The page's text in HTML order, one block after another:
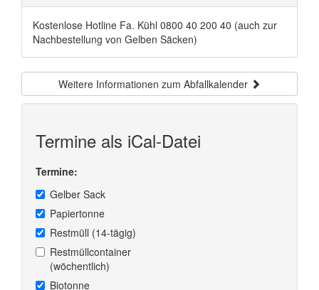
Kostenlose Hotline Fa. Kühl 0800 40 200 40 (auch zur
Nachbestellung von Gelben Säcken)
Weitere Informationen zum Abfallkalender
Termine als iCal-Datei
Termine:
Gelber Sack
Papiertonne
Restmüll (14-tägig)
Restmüllcontainer
(wöchentlich)
Biotonne